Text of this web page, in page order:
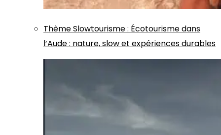
ThèmeSlowtourisme: Écotourisme dans
l’Aude : nature, slow et expériences durables